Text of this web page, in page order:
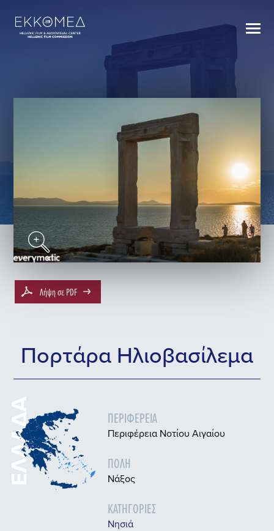
Λήψη σε PDF
Πορτάρα Ηλιοβασίλεμα
ΕΛΛΆΔΑ ΠΕΡΙΦΈΡΕΙΑ
Περιφέρεια Νοτίου Αιγαίου
ΠΌΛΗ
Νάξος
ΚΑΤΗΓΟΡΊΕΣ
Nησιά